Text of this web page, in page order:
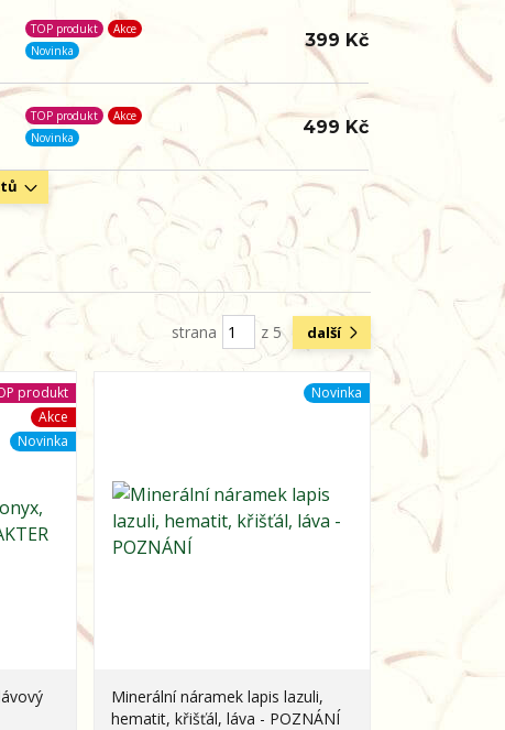
TOP produkt
Akce
Novinka
399 Kč
TOP produkt
Akce
Novinka
499 Kč
strana z 5 další
produkt
Akce
Novinka
Novinka
Minerální náramek lapis lazuli,
hematit, křišťál, láva - POZNÁNÍ